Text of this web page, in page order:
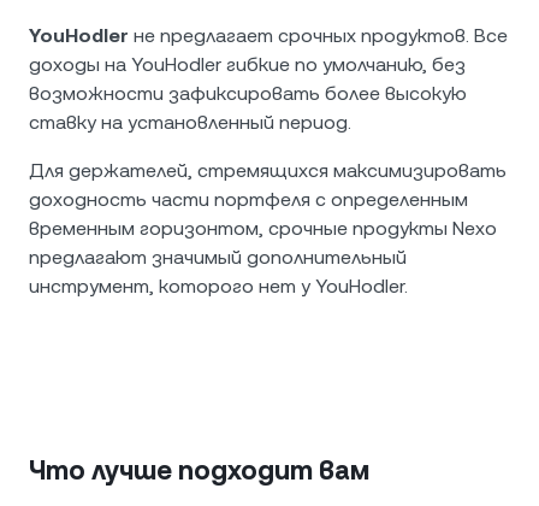
YouHodler не предлагает срочных продуктов. Все
доходы на YouHodler гибкие по умолчанию, без
возможности зафиксировать более высокую
ставку на установленный период.
Для держателей, стремящихся максимизировать
доходность части портфеля с определенным
временным горизонтом, срочные продукты Nexo
предлагают значимый дополнительный
инструмент, которого нет у YouHodler.
Что лучше подходит вам